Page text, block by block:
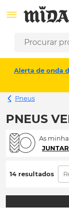
Alerta de onda
Pneus
PNEUS
As
JUNTAR
14 resultados